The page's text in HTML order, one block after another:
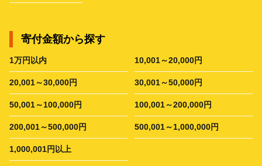
寄付金額から探す
1万円以内 10,001～20,000円
20,001～30,000円 30,001～50,000円
50,001～100,000円 100,001～200,000円
200,001～500,000円 500,001～1,000,000円
1,000,001円以上